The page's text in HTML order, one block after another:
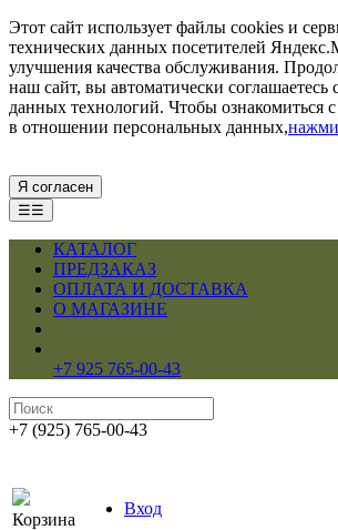
Этот сайт использует файлы cookies и
технических данных посетителей
улучшения качества обслуживания.
наш сайт, вы автоматически соглашаетесь
данных технологий. Чтобы ознакомиться
в отношении персональных данных,
Я согласен
☰☰
КАТАЛОГ
ПРЕДЗАКАЗ
ОПЛАТА И ДОСТАВКА
О МАГАЗИНЕ
+7 925 765-00-43
+7 (925) 765-00-43
Корзина
Вход